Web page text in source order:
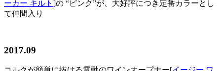
ーカー キルト ]の “ピンク”が、大好評につき定番カラーとし
て仲間入り
2017.09